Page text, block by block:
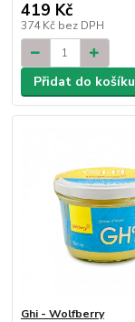
419 Kč
374 Kč bez DPH
Přidat do košíku
Ghi - Wolfberry